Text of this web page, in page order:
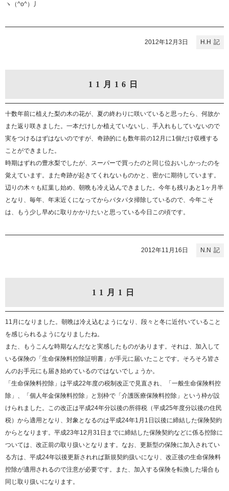
ヽ（^o^）丿
H.H
2012年12月3日
11月16日
十数年前に植えた梨の木の花が、夏の終わりに咲いていると思ったら、何故か
また返り咲きました。一本だけしか植えていないし、手入れもしていないので
実をつけるはずはないのですが、奇跡的にも数年前の12月に1個だけ収穫する
ことができました。
時期はずれの豊水梨でしたが、スーパーで買ったのと同じ位おいしかったのを
覚えています。また奇跡が起きてくれないものかと、密かに期待しています。
辺りの木々も紅葉し始め、朝晩も冷え込んできました。今年も残りあと1ヶ月半
となり、毎年、年末近くになってからバタバタ掃除しているので、今年こそ
は、もう少し早めに取りかかりたいと思っている今日この頃です。
N.N
2012年11月16日
11月1日
11月になりました。朝晩は冷え込むようになり、段々と冬に近付いていること
を感じられるようになりましたね。
また、もうこんな時期なんだなと実感したものがあります。それは、加入して
いる保険の「生命保険料控除証明書」が手元に届いたことです。そろそろ皆さ
んのお手元にも届き始めているのではないでしょうか。
「生命保険料控除」は平成22年度の税制改正で見直され、「一般生命保険料控
除」、「個人年金保険料控除」と別枠で「介護医療保険料控除」という枠が設
けられました。この改正は平成24年分以後の所得税（平成25年度分以後の住民
税）から適用となり、対象となるのは平成24年1月1日以後に締結した保険契約
からとなります。平成23年12月31日までに締結した保険契約などに係る控除に
ついては、改正前の取り扱いとなります。なお、更新型の保険に加入されてい
る方は、平成24年以後更新されれば新規契約扱いになり、改正後の生命保険料
控除が適用されるので注意が必要です。また、加入する保険を転換した場合も
同じ取り扱いになります。